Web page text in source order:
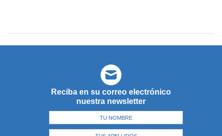
Reciba en su correo electrónico
nuestra newsletter